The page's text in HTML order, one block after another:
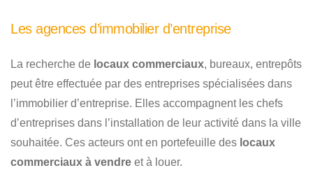
Les agences d’immobilier d’entreprise
La recherche de locaux commerciaux, bureaux, entrepôts
peut être effectuée par des entreprises spécialisées dans
l’immobilier d’entreprise. Elles accompagnent les chefs
d’entreprises dans l’installation de leur activité dans la ville
souhaitée. Ces acteurs ont en portefeuille des locaux
commerciaux à vendre et à louer.